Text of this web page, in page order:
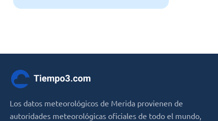
Los datos meteorológicos de Merida provienen de
autoridades meteorológicas oficiales de todo el mundo,